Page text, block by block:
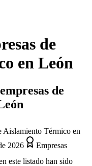
de
en León
de
Aislamiento Térmico en
2026
Empresas
este listado han sido